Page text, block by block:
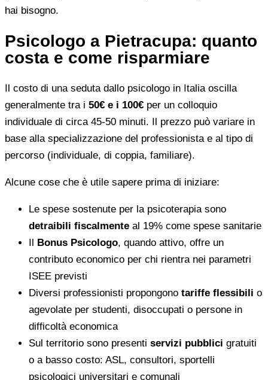
hai bisogno.
Psicologo a Pietracupa: quanto
costa e come risparmiare
Il costo di una seduta dallo psicologo in Italia oscilla
generalmente tra i 50€ e i 100€ per un colloquio
individuale di circa 45-50 minuti. Il prezzo può variare in
base alla specializzazione del professionista e al tipo di
percorso (individuale, di coppia, familiare).
Alcune cose che è utile sapere prima di iniziare:
Le spese sostenute per la psicoterapia sono
detraibili fiscalmente al 19% come spese sanitarie
Il Bonus Psicologo, quando attivo, offre un
contributo economico per chi rientra nei parametri
ISEE previsti
Diversi professionisti propongono tariffe flessibili o
agevolate per studenti, disoccupati o persone in
difficoltà economica
Sul territorio sono presenti servizi pubblici gratuiti
o a basso costo: ASL, consultori, sportelli
psicologici universitari e comunali